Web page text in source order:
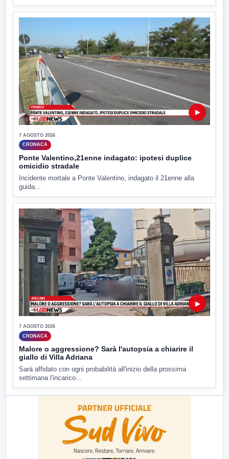
▶
7 AGOSTO 2026
CRONACA
Ponte Valentino,21enne indagato: ipotesi duplice
omicidio stradale
Incidente mortale a Ponte Valentino, indagato il 21enne alla
guida...
▶
7 AGOSTO 2026
CRONACA
Malore o aggressione? Sarà l'autopsia a chiarire il
giallo di Villa Adriana
Sarà affidato con ogni probabilità all'inizio della prossima
settimana l'incarico...